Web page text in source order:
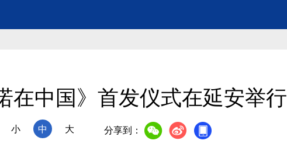
在中国》首发仪式在延安举行
小 中 大 分享到：